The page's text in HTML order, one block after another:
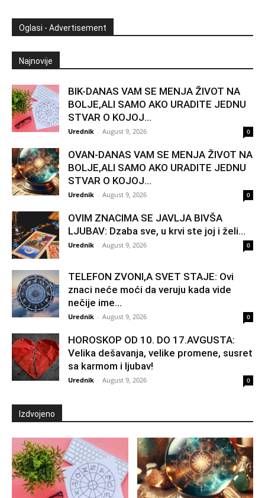
Oglasi - Advertisement
Najnovije
BIK-DANAS VAM SE MENJA ŽIVOT NA
BOLJE,ALI SAMO AKO URADITE JEDNU
STVAR O KOJOJ...
Urednik - August 9, 2026 0
OVAN-DANAS VAM SE MENJA ŽIVOT NA
BOLJE,ALI SAMO AKO URADITE JEDNU
STVAR O KOJOJ...
Urednik - August 9, 2026 0
OVIM ZNACIMA SE JAVLJA BIVŠA
LJUBAV: Dzaba sve, u krvi ste joj i želi...
Urednik - August 9, 2026 0
TELEFON ZVONI,A SVET STAJE: Ovi
znaci neće moći da veruju kada vide
nečije ime...
Urednik - August 9, 2026 0
HOROSKOP OD 10. DO 17.AVGUSTA:
Velika dešavanja, velike promene, susret
sa karmom i ljubav!
Urednik - August 9, 2026 0
Izdvojeno